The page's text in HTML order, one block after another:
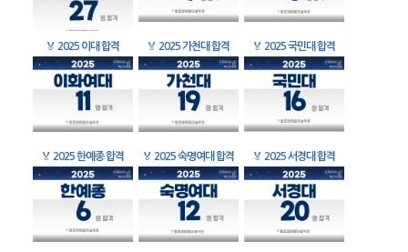
🏅 2025 이대 합격 🏅 2025 가천대 합격 🏅 2025 국민대 합격
🏅 2025 한예종 합격 🏅 2025 숙명여대 합격 🏅 2025 서경대 합격